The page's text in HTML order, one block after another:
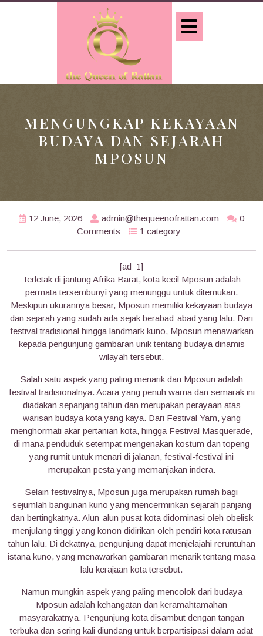
Skip
MENGUNGKAP KEKAYAAN
BUDAYA DAN SEJARAH
MPOSUN
12 June, 2026 admin@thequeenofrattan.com
0
Comments
1 category
[ad_1]
Terletak di jantung Afrika Barat, kota kecil Mposun adalah
permata tersembunyi yang menunggu untuk ditemukan.
Meskipun ukurannya besar, Mposun memiliki kekayaan budaya
dan sejarah yang sudah ada sejak berabad-abad yang lalu. Dari
festival tradisional hingga landmark kuno, Mposun menawarkan
kepada pengunjung gambaran unik tentang budaya dinamis
wilayah tersebut.
Salah satu aspek yang paling menarik dari Mposun adalah
festival tradisionalnya. Acara yang penuh warna dan semarak ini
diadakan sepanjang tahun dan merupakan perayaan atas
warisan budaya kota yang kaya. Dari Festival Yam, yang
menghormati akar pertanian kota, hingga Festival Masquerade,
di mana penduduk setempat mengenakan kostum dan topeng
yang rumit untuk menari di jalanan, festival-festival ini
merupakan pesta yang memanjakan indera.
Selain festivalnya, Mposun juga merupakan rumah bagi
sejumlah bangunan kuno yang mencerminkan sejarah panjang
dan bertingkatnya. Alun-alun pusat kota didominasi oleh obelisk
menjulang tinggi yang konon didirikan oleh pendiri kota ratusan
tahun lalu. Di dekatnya, pengunjung dapat menjelajahi reruntuhan
istana kuno, yang menawarkan gambaran menarik tentang masa
lalu kerajaan kota tersebut.
Namun mungkin aspek yang paling mencolok dari budaya
Mposun adalah kehangatan dan keramahtamahan
masyarakatnya. Pengunjung kota disambut dengan tangan
terbuka dan sering kali diundang untuk berpartisipasi dalam adat